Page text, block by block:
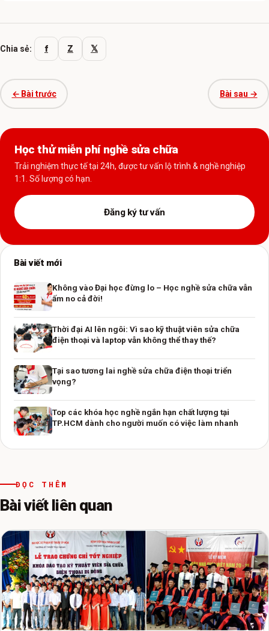
Chia sẻ: f Z 𝕏
← Bài trước Bài sau →
Học thử miễn phí nghề sửa chữa
Trải nghiệm thực tế tại 24h, được tư vấn lộ trình & nghề nghiệp
1:1. Số lượng có hạn.
Đăng ký tư vấn
Bài viết mới
Không vào Đại học đừng lo – Học nghề sửa chữa vẫn
ấm no cả đời!
Thời đại AI lên ngôi: Vì sao kỹ thuật viên sửa chữa
điện thoại và laptop vẫn không thể thay thế?
Tại sao tương lai nghề sửa chữa điện thoại triển
vọng?
Top các khóa học nghề ngắn hạn chất lượng tại
TP.HCM dành cho người muốn có việc làm nhanh
ĐỌC THÊM
Bài viết liên quan